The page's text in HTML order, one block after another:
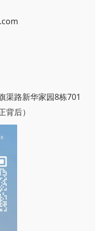
渠路新华家园8栋701
背后）